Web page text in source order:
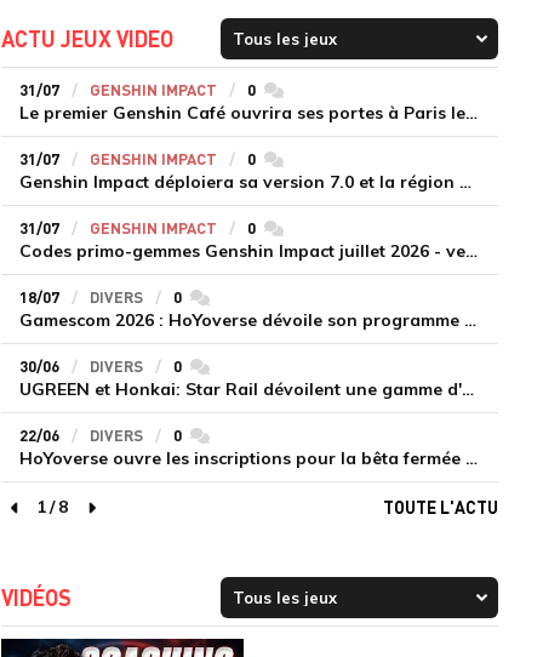
ACTU JEUX VIDEO
31/07 GENSHIN IMPACT 0commentaires
Le premier Genshin Café ouvrira ses portes à Paris le 14 août
31/07 GENSHIN IMPACT 0commentaires
Genshin Impact déploiera sa version 7.0 et la région de Snezhnaya le 12 août
31/07 GENSHIN IMPACT 0commentaires
Codes primo-gemmes Genshin Impact juillet 2026 - version 7.0
18/07 DIVERS 0commentaires
Gamescom 2026 : HoYoverse dévoile son programme et présente deux nouveaux jeux inédits
30/06 DIVERS 0commentaires
UGREEN et Honkai: Star Rail dévoilent une gamme d'accessoires de recharge en édition limitée
22/06 DIVERS 0commentaires
HoYoverse ouvre les inscriptions pour la bêta fermée de Honkai : Nexus Anima
page précédente
1/8
page suivante
TOUTE L'ACTU
VIDÉOS